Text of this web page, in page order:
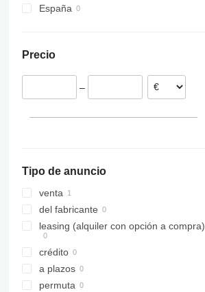
Travego
España
Precio
–
Tipo de anuncio
venta
del fabricante
leasing (alquiler con opción a compra)
crédito
a plazos
permuta